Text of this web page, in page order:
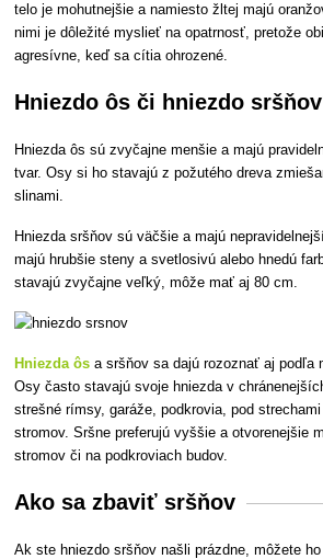
telo je mohutnejšie a namiesto žltej majú
nimi je dôležité myslieť na opatrnosť, pretože
agresívne, keď sa cítia ohrozené.
Hniezdo ôs či hniezdo
Hniezda ôs sú zvyčajne menšie a majú
tvar. Osy si ho stavajú z požutého dreva
slinami.
Hniezda sršňov sú väčšie a majú
majú hrubšie steny a svetlosivú alebo hnedú
stavajú zvyčajne veľký, môže mať aj 80 cm.
Hniezda ôs a sršňov sa dajú rozoznať aj podľa
Osy často stavajú svoje hniezda v
strešné rímsy, garáže, podkrovia, pod
stromov. Sršne preferujú vyššie a otvorenejšie
stromov či na podkroviach budov.
Ako sa zbaviť sršňov
Ak ste hniezdo sršňov našli prázdne, môžete